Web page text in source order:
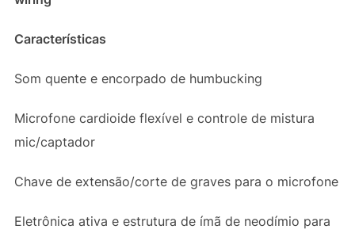
Características
Som quente e encorpado de humbucking
Microfone cardioide flexível e controle de mistura
mic/captador
Chave de extensão/corte de graves para o microfone
Eletrônica ativa e estrutura de ímã de neodímio para